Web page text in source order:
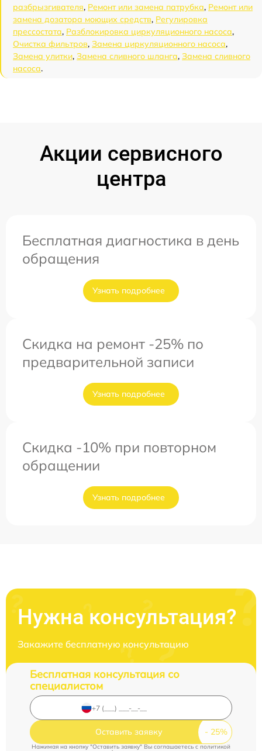
разбрызгивателя, Ремонт или замена патрубка, Ремонт или
замена дозатора моющих средств, Регулировка
прессостата, Разблокировка циркуляционного насоса,
Очистка фильтров, Замена циркуляционного насоса,
Замена улитки, Замена сливного шланга, Замена сливного
насоса.
Акции сервисного
центра
Бесплатная диагностика в день
обращения
Узнать подробнее
Скидка на ремонт -25% по
предварительной записи
Узнать подробнее
Скидка -10% при повторном
обращении
Узнать подробнее
Нужна консультация?
Закажите бесплатную консультацию
Бесплатная консультация со
специалистом
Оставить заявку
Нажимая на кнопку "Оставить заявку" Вы соглашаетесь cполитикой